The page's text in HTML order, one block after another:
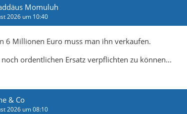
Momuluh
2026 um 10:40
6 Millionen Euro muss man ihn verkaufen.
ordentlichen Ersatz verpflichten zu können...
& Co
2026 um 08:10